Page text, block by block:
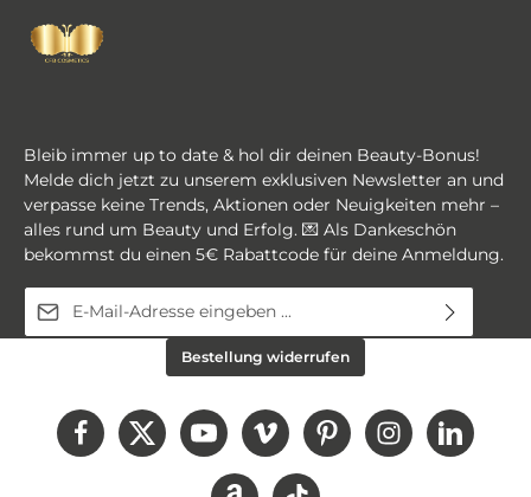
Bleib immer up to date & hol dir deinen Beauty-Bonus!
Melde dich jetzt zu unserem exklusiven Newsletter an und
verpasse keine Trends, Aktionen oder Neuigkeiten mehr –
alles rund um Beauty und Erfolg. 💌 Als Dankeschön
bekommst du einen 5€ Rabattcode für deine Anmeldung.
E-Mail-Adresse*
Datenschutzbestimmungen
Kenntnis genommen und dieAGBgelesen und bin
Diese Seite ist durch reCAPTCHA geschützt und es gelten die
undNutzungsbedingungen
Bestellung widerrufen